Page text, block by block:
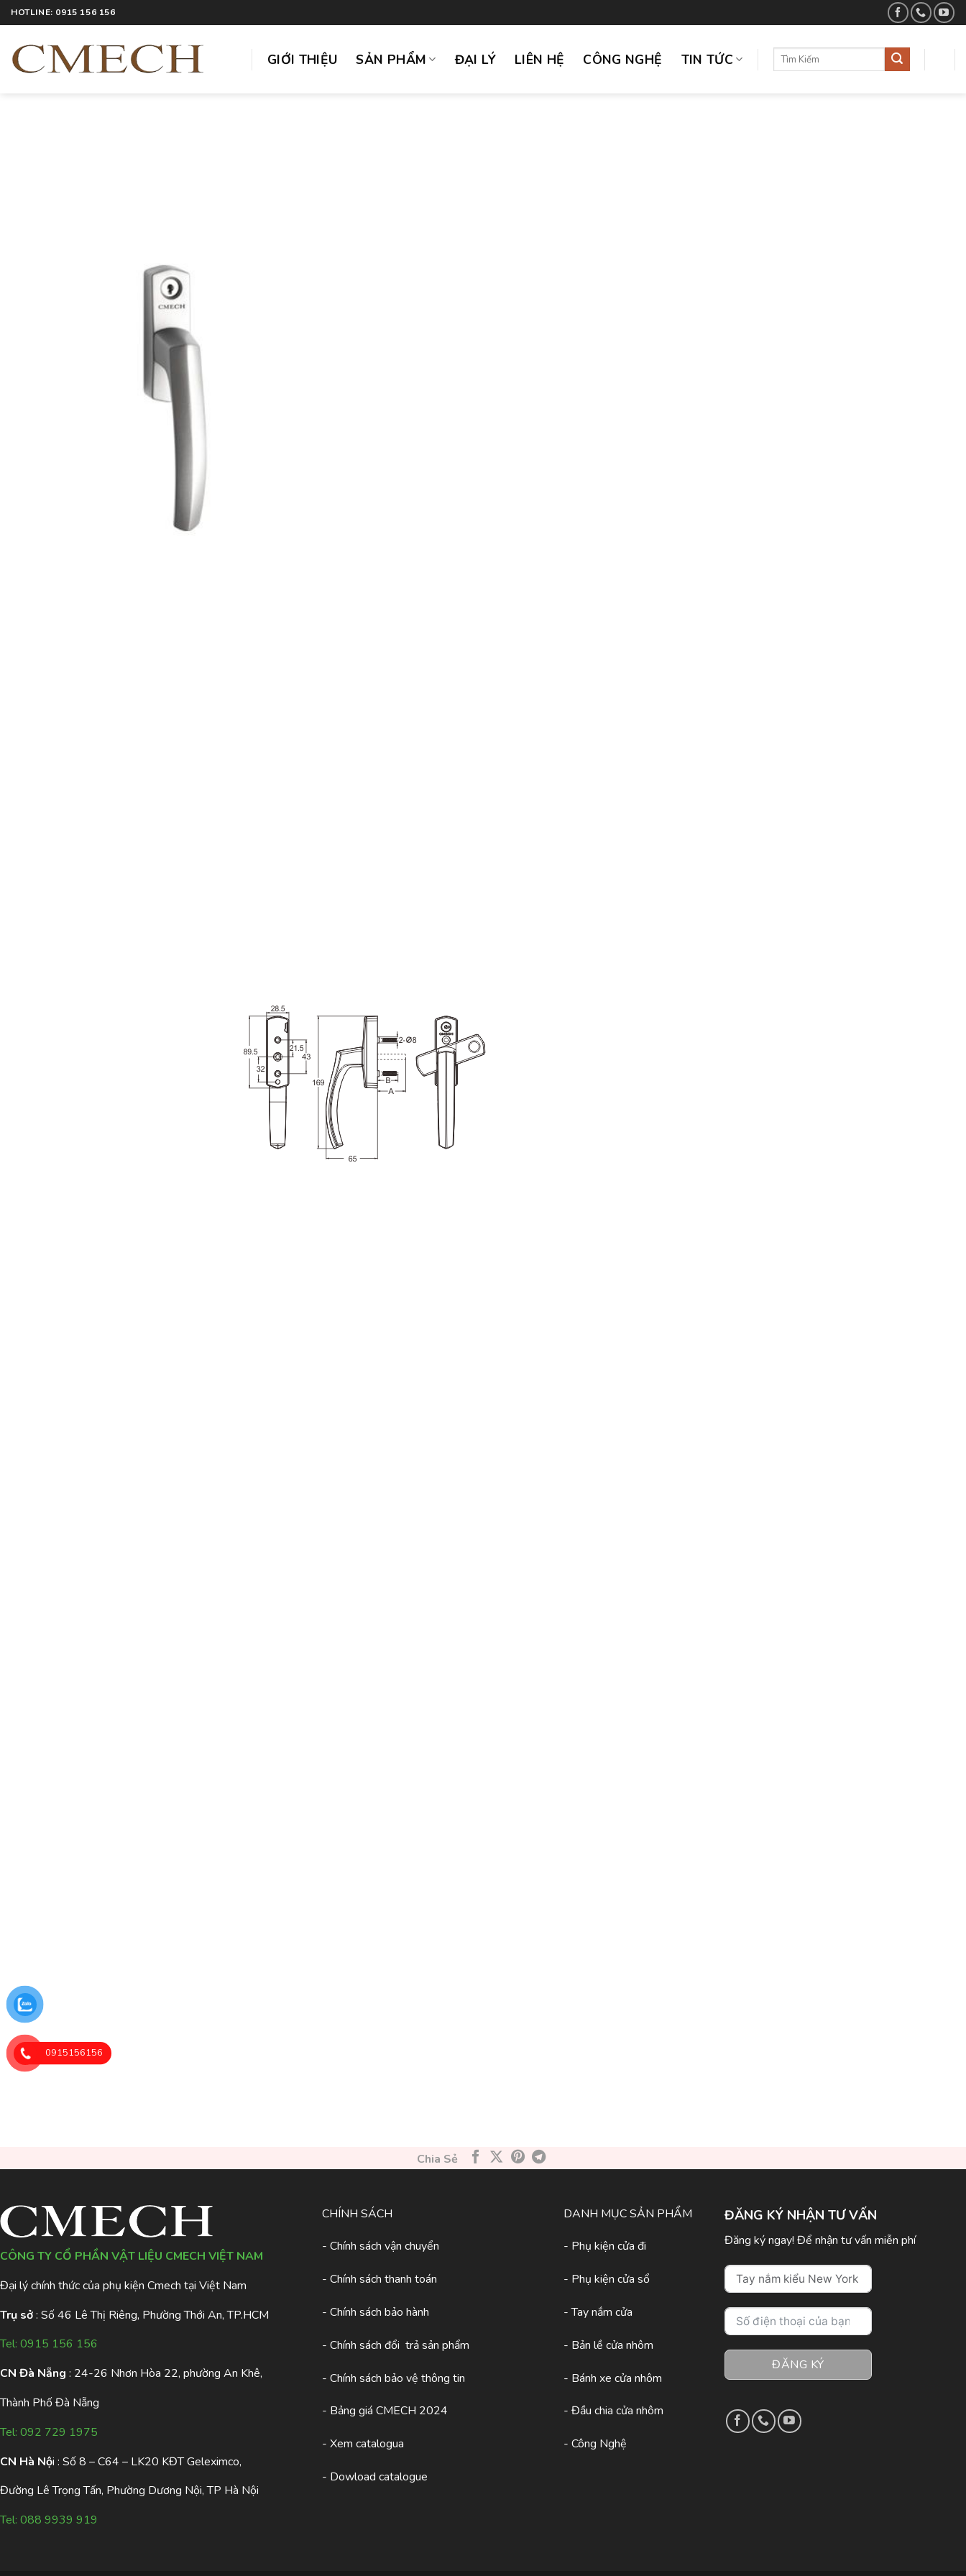
HOTLINE: 0915 156 156
GIỚI THIỆU SẢN PHẨM ĐẠI LÝ LIÊN HỆ CÔNG NGHỆ TIN TỨC
Chia Sẻ
CÔNG TY CỔ PHẦN VẬT LIỆU CMECH VIỆT NAM
Đại lý chính thức của phụ kiện Cmech tại Việt Nam
Trụ sở: Số 46 Lê Thị Riêng, Phường Thới An, TP.HCM
Tel: 0915 156 156
CN Đà Nẵng : 24-26 Nhơn Hòa 22, phường An Khê,
Thành Phố Đà Nẵng
Tel: 092 729 1975
CN Hà Nội : Số 8 – C64 – LK20 KĐT Geleximco,
Đường Lê Trọng Tấn, Phường Dương Nội, TP Hà Nội
Tel: 088 9939 919
CHÍNH SÁCH
- Chính sách vận chuyển
- Chính sách thanh toán
- Chính sách bảo hành
- Chính sách đổi trả sản phẩm
- Chính sách bảo vệ thông tin
- Bảng giá CMECH 2024
- Xem catalogua
- Dowload catalogue
DANH MỤC SẢN PHẨM
- Phụ kiện cửa đi
- Phụ kiện cửa sổ
- Tay nắm cửa
- Bản lề cửa nhôm
- Bánh xe cửa nhôm
- Đầu chia cửa nhôm
- Công Nghệ
ĐĂNG KÝ NHẬN TƯ VẤN
Đăng ký ngay! Để nhận tư vấn miễn phí
ĐĂNG KÝ
0915156156